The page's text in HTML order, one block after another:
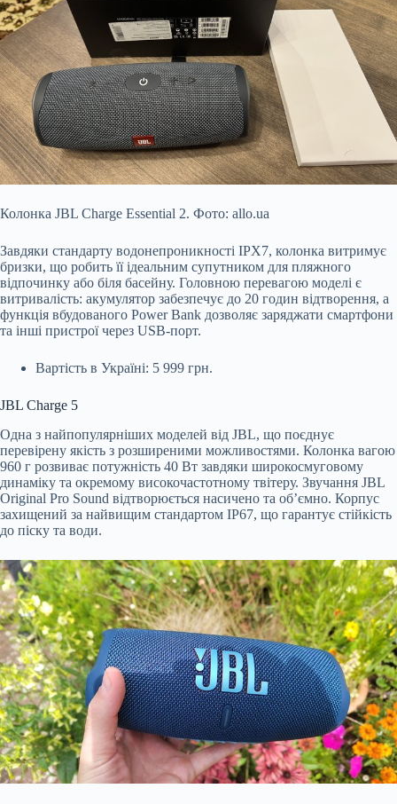
Колонка JBL Charge Essential 2. Фото: allo.ua
Завдяки стандарту водонепроникності IPX7, колонка витримує
бризки, що робить її ідеальним супутником для пляжного
відпочинку або біля басейну. Головною перевагою моделі є
витривалість: акумулятор забезпечує до 20 годин відтворення, а
функція вбудованого Power Bank дозволяє заряджати смартфони
та інші пристрої через USB-порт.
Вартість в Україні: 5 999 грн.
JBL Charge 5
Одна з найпопулярніших моделей від JBL, що поєднує
перевірену якість з розширеними можливостями. Колонка вагою
960 г розвиває потужність 40 Вт завдяки широкосмуговому
динаміку та окремому високочастотному твітеру. Звучання JBL
Original Pro Sound відтворюється насичено та об’ємно. Корпус
захищений за найвищим стандартом IP67, що гарантує стійкість
до піску та води.